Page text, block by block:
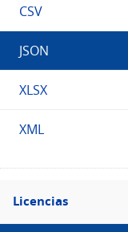
CSV
JSON
XLSX
XML
Filtro
Licencias
Licencias